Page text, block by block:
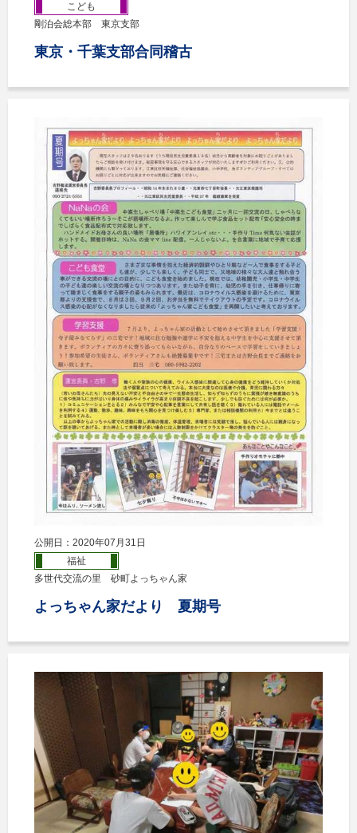
こども
剛泊会総本部 東京支部
東京・千葉支部合同稽古
公開日：2020年07月31日
福祉
多世代交流の里 砂町よっちゃん家
よっちゃん家だより 夏期号